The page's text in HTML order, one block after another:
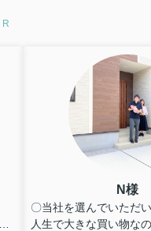
N様
〇当社を選んでいただ
人生で大きな買い物な